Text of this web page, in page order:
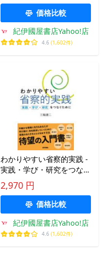
価格比較
紀伊國屋書店Yahoo!店
4.6 (1,602件)
わかりやすい省察的実践 -
実践・学び・研究をつなぐ
ために
2,970 円
価格比較
紀伊國屋書店Yahoo!店
4.6 (1,602件)